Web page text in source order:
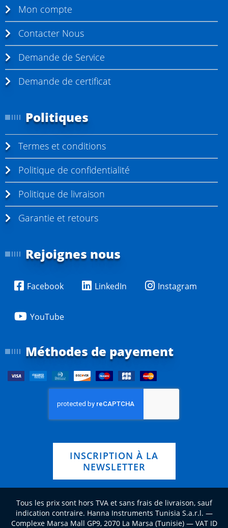
Mon compte
Contacter Nous
Demande de Service
Demande de certificat
Politiques
Termes et conditions
Politique de confidentialité
Politique de livraison
Garantie et retours
Rejoignes nous
Facebook LinkedIn Instagram
YouTube
Méthodes de payement
INSCRIPTION À LA
NEWSLETTER
Tous les prix sont hors TVA et sans frais de livraison, sauf
indication contraire. Hanna Instruments Tunisia S.a.r.l. —
Complexe Marsa Mall GP9, 2070 La Marsa (Tunisie) — VAT ID